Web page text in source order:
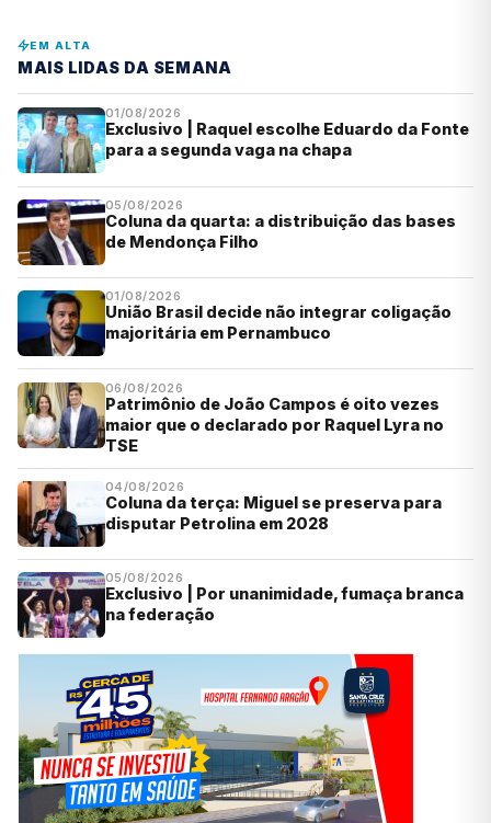
EM ALTA
MAIS LIDAS DA SEMANA
01/08/2026
Exclusivo | Raquel escolhe Eduardo da Fonte
para a segunda vaga na chapa
05/08/2026
Coluna da quarta: a distribuição das bases
de Mendonça Filho
01/08/2026
União Brasil decide não integrar coligação
majoritária em Pernambuco
06/08/2026
Patrimônio de João Campos é oito vezes
maior que o declarado por Raquel Lyra no
TSE
04/08/2026
Coluna da terça: Miguel se preserva para
disputar Petrolina em 2028
05/08/2026
Exclusivo | Por unanimidade, fumaça branca
na federação